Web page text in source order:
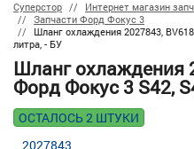
Суперстор Интернет магазин
Запчасти Форд Фокус 3
Шланг охлаждения 2027843,
литра, - БУ
Шланг охлаждения
Форд Фокус 3 S42,
ОСТАЛОСЬ 2 ШТУКИ
2027843